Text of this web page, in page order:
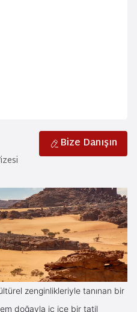
Bize Danışın
zenginlikleriyle tanınan bir
doğayla iç içe bir tatil